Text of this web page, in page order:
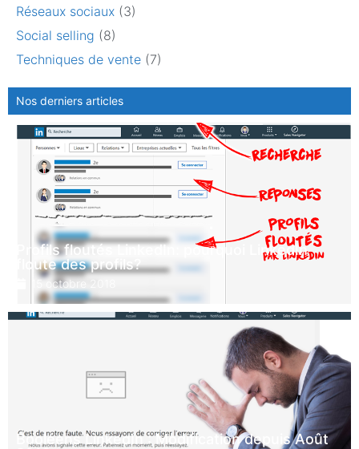
Réseaux sociaux (3)
Social selling (8)
Techniques de vente (7)
Nos derniers articles
Profils floutés LinkedIn: pourquoi LinkedIn
floute des profils?
15 octobre 2018
Booléens LinkedIn : Modification depuis Août